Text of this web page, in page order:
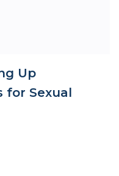
Up
for Sexual